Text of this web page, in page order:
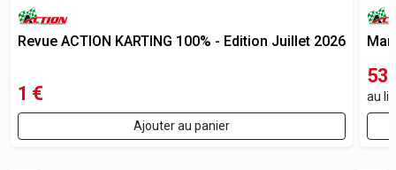
Revue ACTION KARTING 100% - Edition Juillet 2026
1 €
Ajouter au panier
au